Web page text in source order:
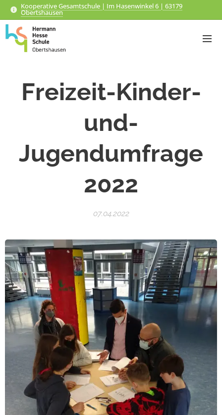
Kooperative Gesamtschule | Im Hasenwinkel 6 | 63179
Obertshausen
Freizeit-Kinder-
und-
Jugendumfrage
2022
07.04.2022